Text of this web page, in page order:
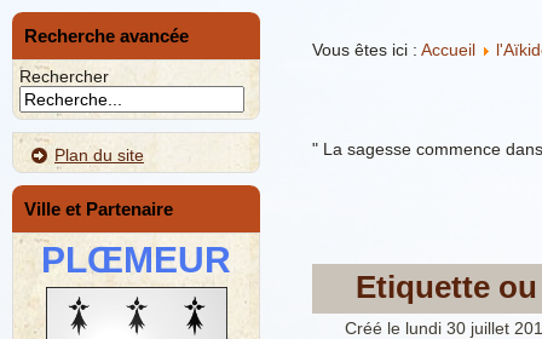
Recherche avancée
Rechercher
Plan du site
Ville et Partenaire
PLŒMEUR
Vous êtes ici : Accueil
" La sagesse commence
Etiquette
Créé le lundi 30 juillet